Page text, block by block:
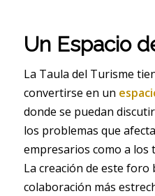
Un Espacio
La Taula del Turisme
convertirse en un
donde se puedan
los problemas que
empresarios como a los
La creación de este
colaboración más